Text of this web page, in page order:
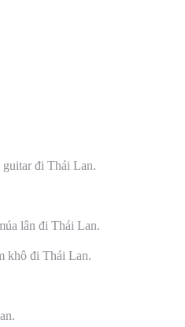
guitar đi Thái Lan.
lân đi Thái Lan.
khô đi Thái Lan.